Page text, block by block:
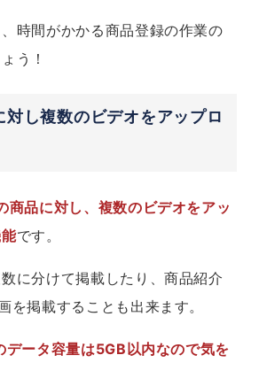
時間がかかる商品登録の作業の
う！
し複数のビデオをアップロ
商品に対し、複数のビデオをアッ
です。
に分けて掲載したり、商品紹介
を掲載することも出来ます。
ータ容量は5GB以内なので気を